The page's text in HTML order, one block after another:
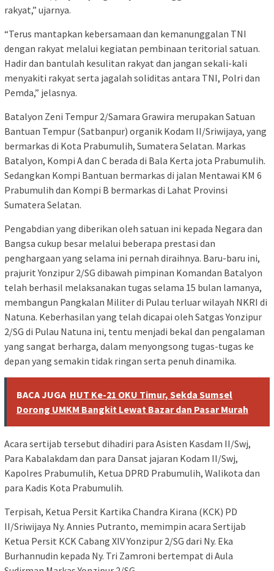
rakyat,” ujarnya.
“Terus mantapkan kebersamaan dan kemanunggalan TNI
dengan rakyat melalui kegiatan pembinaan teritorial satuan.
Hadir dan bantulah kesulitan rakyat dan jangan sekali-kali
menyakiti rakyat serta jagalah soliditas antara TNI, Polri dan
Pemda,” jelasnya.
Batalyon Zeni Tempur 2/Samara Grawira merupakan Satuan
Bantuan Tempur (Satbanpur) organik Kodam II/Sriwijaya, yang
bermarkas di Kota Prabumulih, Sumatera Selatan. Markas
Batalyon, Kompi A dan C berada di Bala Kerta jota Prabumulih.
Sedangkan Kompi Bantuan bermarkas di jalan Mentawai KM 6
Prabumulih dan Kompi B bermarkas di Lahat Provinsi
Sumatera Selatan.
Pengabdian yang diberikan oleh satuan ini kepada Negara dan
Bangsa cukup besar melalui beberapa prestasi dan
penghargaan yang selama ini pernah diraihnya. Baru-baru ini,
prajurit Yonzipur 2/SG dibawah pimpinan Komandan Batalyon
telah berhasil melaksanakan tugas selama 15 bulan lamanya,
membangun Pangkalan Militer di Pulau terluar wilayah NKRI di
Natuna. Keberhasilan yang telah dicapai oleh Satgas Yonzipur
2/SG di Pulau Natuna ini, tentu menjadi bekal dan pengalaman
yang sangat berharga, dalam menyongsong tugas-tugas ke
depan yang semakin tidak ringan serta penuh dinamika.
BACA JUGA HUT Ke-21 OKU Timur, Sekda Sumsel
Dorong UMKM Bangkit Lewat Bazar dan Pasar Murah
Acara sertijab tersebut dihadiri para Asisten Kasdam II/Swj,
Para Kabalakdam dan para Dansat jajaran Kodam II/Swj,
Kapolres Prabumulih, Ketua DPRD Prabumulih, Walikota dan
para Kadis Kota Prabumulih.
Terpisah, Ketua Persit Kartika Chandra Kirana (KCK) PD
II/Sriwijaya Ny. Annies Putranto, memimpin acara Sertijab
Ketua Persit KCK Cabang XIV Yonzipur 2/SG dari Ny. Eka
Burhannudin kepada Ny. Tri Zamroni bertempat di Aula